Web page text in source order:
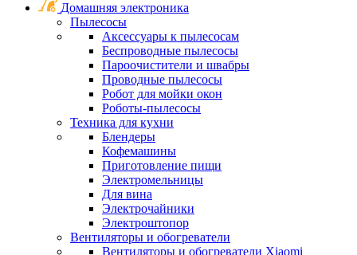
Домашняя электроника
Пылесосы
Аксессуары к пылесосам
Беспроводные пылесосы
Пароочистители и швабры
Проводные пылесосы
Робот для мойки окон
Роботы-пылесосы
Техника для кухни
Блендеры
Кофемашины
Приготовление пищи
Электромельницы
Для вина
Электрочайники
Электроштопор
Вентиляторы и обогреватели
Вентиляторы и обогреватели Xiaomi